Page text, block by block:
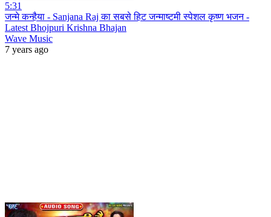
5:31
जन्मे कन्हैया - Sanjana Raj का सबसे हिट जन्माष्टमी स्पेशल कृष्ण भजन -
Latest Bhojpuri Krishna Bhajan
Wave Music
7 years ago